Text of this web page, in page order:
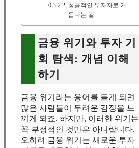
성공적인 투자자로 거
듭나는 길
금융 위기와 투자 기
회 탐색: 개념 이해
하기
금융 위기라는 용어를 듣게 되면
많은 사람들이 두려운 감정을 느
끼게 되죠. 하지만, 이러한 위기는
꼭 부정적인 것만은 아니랍니다.
오히려 금융 위기는 새로운 투자